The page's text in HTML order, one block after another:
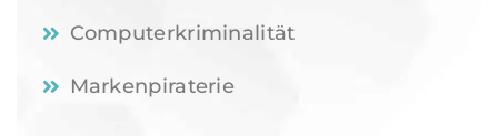
Computerkriminalität
Markenpiraterie